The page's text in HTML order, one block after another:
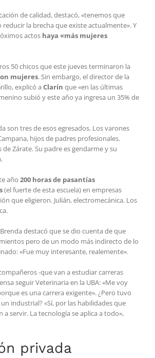
de calidad, destacó, «tenemos que
la brecha que existe actualmente». Y
actos haya «más mujeres
50 chicos que este jueves terminaron la
mujeres. Sin embargo, el director de la
explicó a Clarín que «en las últimas
subió y este año ya ingresa un 35% de
son tres de esos egresados. Los varones
hijos de padres profesionales.
de Zárate. Su padre es gendarme y su
año 200 horas de pasantías
(el fuerte de esta escuela) en empresas
que eligieron. Julián, electromecánica. Los
destacó que se dio cuenta de que
pero de un modo más indirecto de lo
«Fue muy interesante, realemente».
-que van a estudiar carreras
seguir Veterinaria en la UBA: «Me voy
es una carrera exigente». ¿Pero tuvo
industrial? «Sí, por las habilidades que
a servir. La tecnología se aplica a todo»,
privada